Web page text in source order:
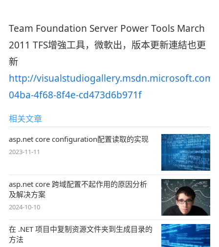
Team Foundation Server Power Tools March
2011 TFS增強工具，微軟出，版本更新連結也更
新
http://visualstudiogallery.msdn.microsoft.com/
04ba-4f68-8f4e-cd473d6b971f
相关文章
asp.net core configuration配置读取的实现
2023-11-11
asp.net core 跨域配置不起作用的原因分析
及解决方案
2024-10-10
在 .NET 项目中复制资源文件夹到生成目录的
方法